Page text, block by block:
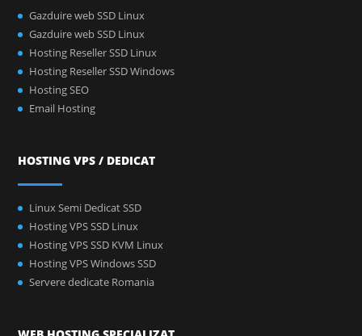
Gazduire web SSD Linux
Gazduire web SSD Linux
Hosting Reseller SSD Linux
Hosting Reseller SSD Windows
Hosting SEO
Email Hosting
HOSTING VPS / DEDICAT
Linux Semi Dedicat SSD
Hosting VPS SSD Linux
Hosting VPS SSD KVM Linux
Hosting VPS Windows SSD
Servere dedicate Romania